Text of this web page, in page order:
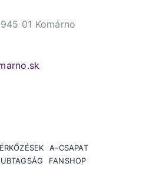
01 Komárno
A-CSAPAT
FANSHOP